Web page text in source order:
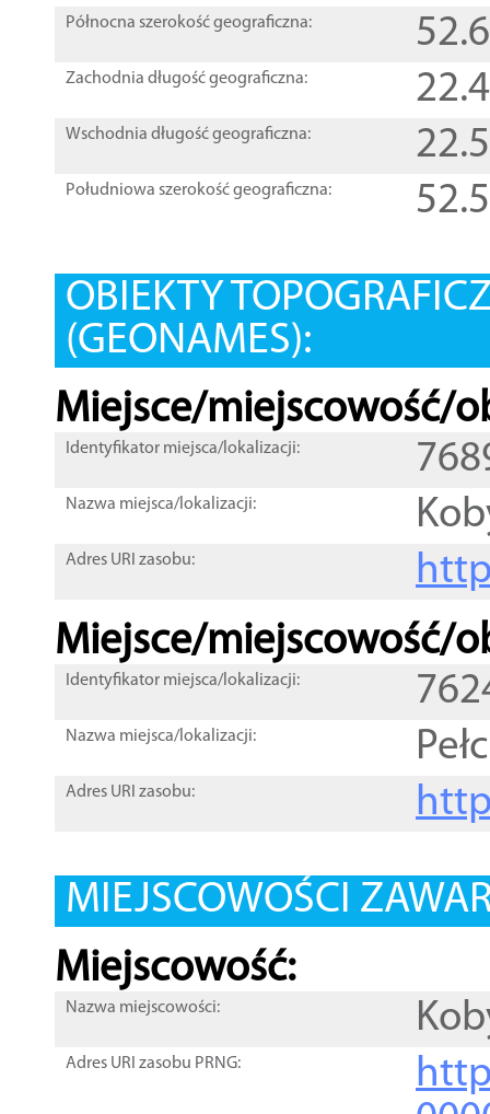
Północna szerokość geograficzna:
Zachodnia długość geograficzna:
Wschodnia długość geograficzna:
Południowa szerokość geograficzna:
OBIEKTY
(GEONAMES):
Miejsce/miejscowość/
Identyfikator miejsca/lokalizacji:
Nazwa miejsca/lokalizacji:
Adres URI zasobu:
Miejsce/miejscowość/
Identyfikator miejsca/lokalizacji:
Nazwa miejsca/lokalizacji:
Adres URI zasobu:
MIEJSCOWOŚCI
Miejscowość:
Nazwa miejscowości:
Adres URI zasobu PRNG: